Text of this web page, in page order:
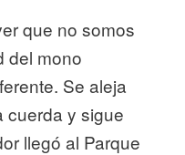
que no somos
del mono
Se aleja
cuerda y sigue
llegó al Parque